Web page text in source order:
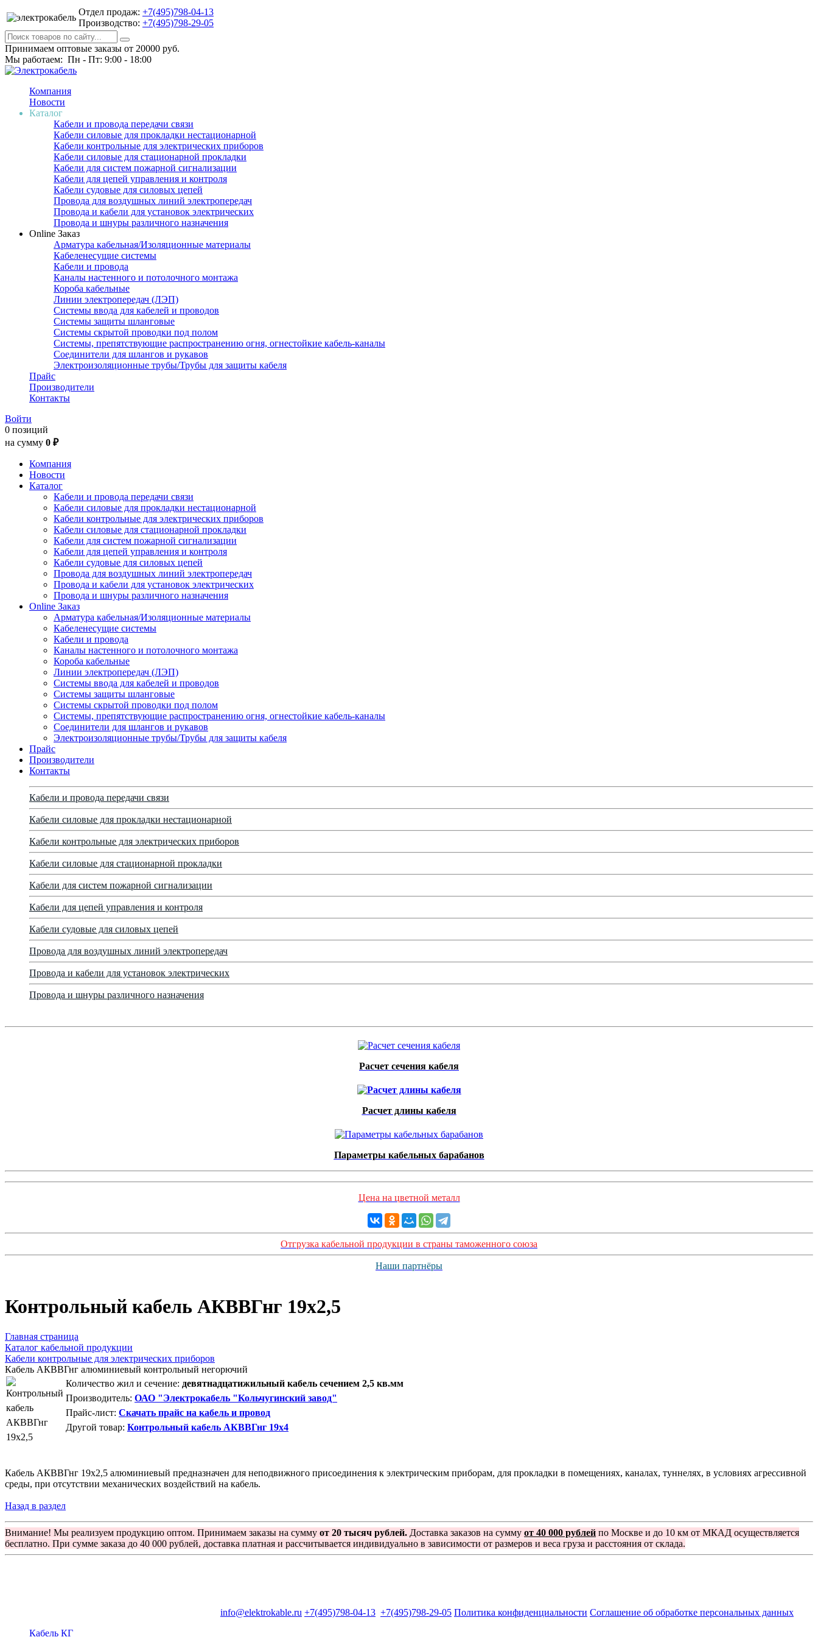
Отдел продаж: +7(495)798-04-13
Производство: +7(495)798-29-05
Принимаем оптовые заказы от 20000 руб.
Мы работаем: Пн - Пт: 9:00 - 18:00
Компания
Новости
Каталог
Кабели и провода передачи связи
Кабели силовые для прокладки нестационарной
Кабели контрольные для электрических приборов
Кабели силовые для стационарной прокладки
Кабели для систем пожарной сигнализации
Кабели для цепей управления и контроля
Кабели судовые для силовых цепей
Провода для воздушных линий электропередач
Провода и кабели для установок электрических
Провода и шнуры различного назначения
Online Заказ
Арматура кабельная/Изоляционные материалы
Кабеленесущие системы
Кабели и провода
Каналы настенного и потолочного монтажа
Короба кабельные
Линии электропередач (ЛЭП)
Системы ввода для кабелей и проводов
Системы защиты шланговые
Системы скрытой проводки под полом
Системы, препятствующие распространению огня, огнестойкие кабель-каналы
Соединители для шлангов и рукавов
Электроизоляционные трубы/Трубы для защиты кабеля
Прайс
Производители
Контакты
Войти
0 позиций
на сумму 0 ₽
Компания
Новости
Каталог
Кабели и провода передачи связи
Кабели силовые для прокладки нестационарной
Кабели контрольные для электрических приборов
Кабели силовые для стационарной прокладки
Кабели для систем пожарной сигнализации
Кабели для цепей управления и контроля
Кабели судовые для силовых цепей
Провода для воздушных линий электропередач
Провода и кабели для установок электрических
Провода и шнуры различного назначения
Online Заказ
Арматура кабельная/Изоляционные материалы
Кабеленесущие системы
Кабели и провода
Каналы настенного и потолочного монтажа
Короба кабельные
Линии электропередач (ЛЭП)
Системы ввода для кабелей и проводов
Системы защиты шланговые
Системы скрытой проводки под полом
Системы, препятствующие распространению огня, огнестойкие кабель-каналы
Соединители для шлангов и рукавов
Электроизоляционные трубы/Трубы для защиты кабеля
Прайс
Производители
Контакты
Кабели и провода передачи связи
Кабели силовые для прокладки нестационарной
Кабели контрольные для электрических приборов
Кабели силовые для стационарной прокладки
Кабели для систем пожарной сигнализации
Кабели для цепей управления и контроля
Кабели судовые для силовых цепей
Провода для воздушных линий электропередач
Провода и кабели для установок электрических
Провода и шнуры различного назначения
Расчет сечения кабеля
Расчет длины кабеля
Параметры кабельных барабанов
Цена на цветной металл
Отгрузка кабельной продукции в страны таможенного союза
Наши партнёры
Контрольный кабель AКВВГнг 19х2,5
Главная страница
Каталог кабельной продукции
Кабели контрольные для электрических приборов
Кабель АКВВГнг алюминиевый контрольный негорючий
Количество жил и сечение: девятнадцатижильный кабель сечением 2,5 кв.мм
Производитель: ОАО "Электрокабель "Кольчугинский завод"
Прайс-лист: Скачать прайс на кабель и провод
Другой товар: Контрольный кабель АКВВГнг 19х4
Кабель АКВВГнг 19х2,5 алюминиевый предназначен для неподвижного присоединения к электрическим приборам, для прокладки в помещениях, каналах, туннелях, в условиях агрессивной
среды, при отсутствии механических воздействий на кабель.
Назад в раздел
Внимание! Мы реализуем продукцию оптом. Принимаем заказы на сумму от 20 тысяч рублей. Доставка заказов на сумму от 40 000 рублей по Москве и до 10 км от МКАД осуществляется
бесплатно. При сумме заказа до 40 000 рублей, доставка платная и рассчитывается индивидуально в зависимости от размеров и веса груза и расстояния от склада.
info@elektrokable.ru +7(495)798-04-13 +7(495)798-29-05 Политика конфиденциальности Соглашение об обработке персональных данных
Кабель КГ